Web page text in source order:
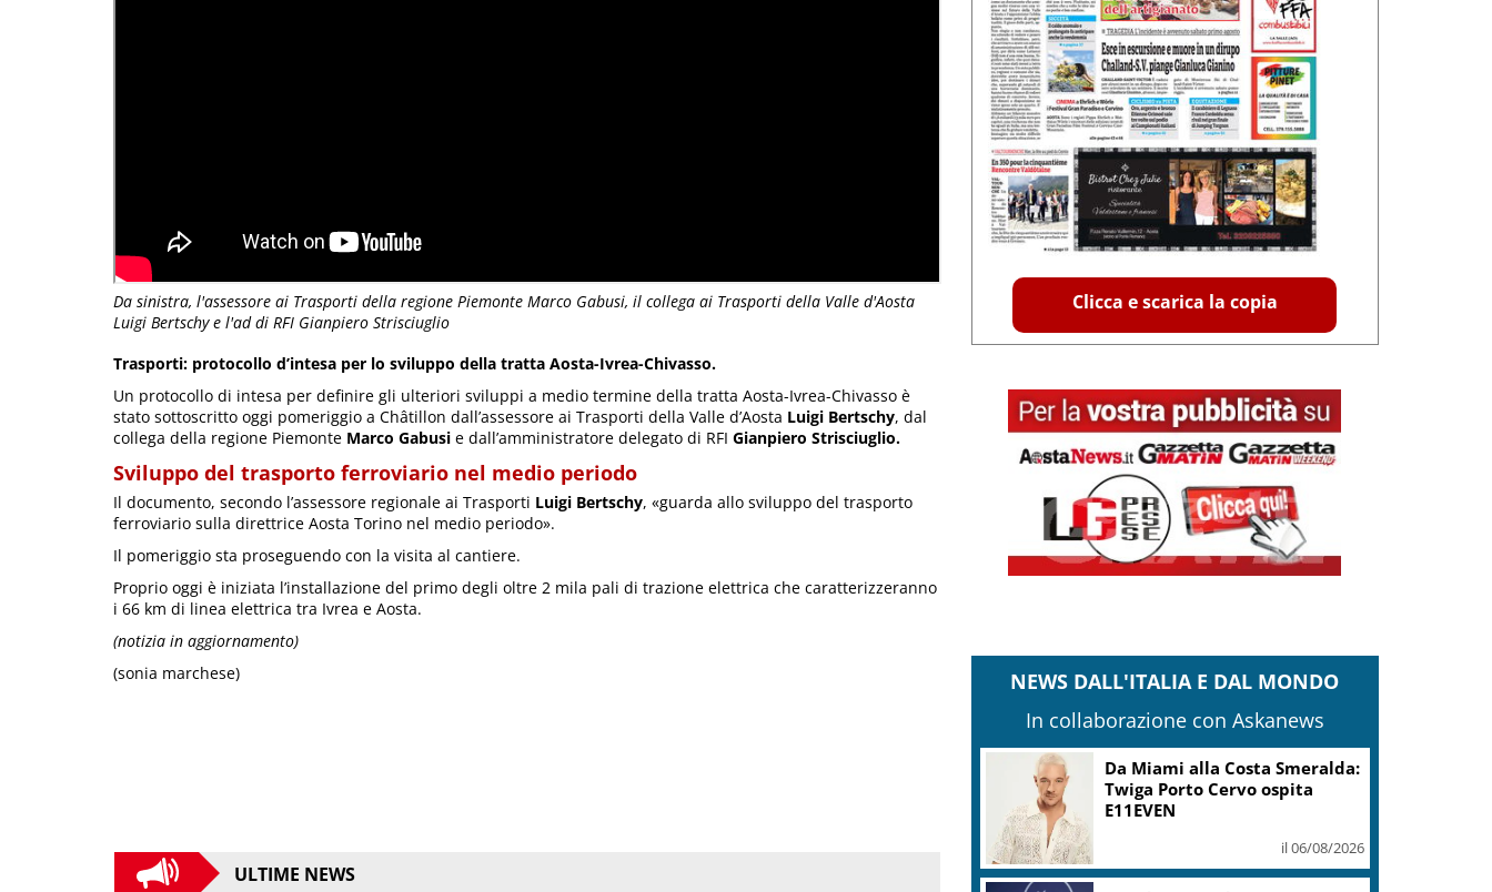
Da sinistra, l'assessore ai Trasporti della regione Piemonte Marco Gabusi, il collega ai Trasporti della Valle d'Aosta
Luigi Bertschy e l'ad di RFI Gianpiero Strisciuglio
Trasporti: protocollo d’intesa per lo sviluppo della tratta Aosta-Ivrea-Chivasso.
Un protocollo di intesa per definire gli ulteriori sviluppi a medio termine della tratta Aosta-Ivrea-Chivasso è
stato sottoscritto oggi pomeriggio a Châtillon dall’assessore ai Trasporti della Valle d’Aosta Luigi Bertschy, dal
collega della regione Piemonte Marco Gabusi e dall’amministratore delegato di RFI Gianpiero Strisciuglio.
Sviluppo del trasporto ferroviario nel medio periodo
Il documento, secondo l’assessore regionale ai Trasporti Luigi Bertschy, «guarda allo sviluppo del trasporto
ferroviario sulla direttrice Aosta Torino nel medio periodo».
Il pomeriggio sta proseguendo con la visita al cantiere.
Proprio oggi è iniziata l’installazione del primo degli oltre 2 mila pali di trazione elettrica che caratterizzeranno
i 66 km di linea elettrica tra Ivrea e Aosta.
(notizia in aggiornamento)
(sonia marchese)
ULTIME NEWS
Clicca e scarica la copia
NEWS DALL'ITALIA E DAL MONDO
In collaborazione con Askanews
Sogin: in 2025 utile balza oltre
2,5 mln, decommissioning al
47,7%
il 06/08/2026